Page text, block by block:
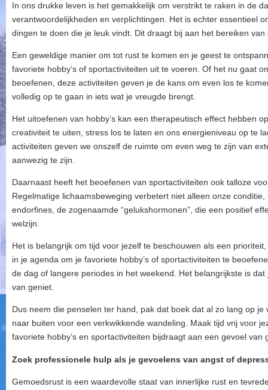
In ons drukke leven is het gemakkelijk om verstrikt te raken in de
verantwoordelijkheden en verplichtingen. Het is echter essentieel
dingen te doen die je leuk vindt. Dit draagt bij aan het bereiken
Een geweldige manier om tot rust te komen en je geest te
favoriete hobby’s of sportactiviteiten uit te voeren. Of het nu gaat
beoefenen, deze activiteiten geven je de kans om even los te
volledig op te gaan in iets wat je vreugde brengt.
Het uitoefenen van hobby’s kan een therapeutisch effect hebben
creativiteit te uiten, stress los te laten en ons energieniveau op te
activiteiten geven we onszelf de ruimte om even weg te zijn van
aanwezig te zijn.
Daarnaast heeft het beoefenen van sportactiviteiten ook talloze
Regelmatige lichaamsbeweging verbetert niet alleen onze
endorfines, de zogenaamde “gelukshormonen”, die een positief
welzijn.
Het is belangrijk om tijd voor jezelf te beschouwen als een
in je agenda om je favoriete hobby’s of sportactiviteiten te
de dag of langere periodes in het weekend. Het belangrijkste is
van geniet.
Dus neem die penselen ter hand, pak dat boek dat al zo lang op
naar buiten voor een verkwikkende wandeling. Maak tijd vrij voor
favoriete hobby’s en sportactiviteiten bijdraagt aan een gevoel van
Zoek professionele hulp als je gevoelens van angst of
Gemoedsrust is een waardevolle staat van innerlijke rust en